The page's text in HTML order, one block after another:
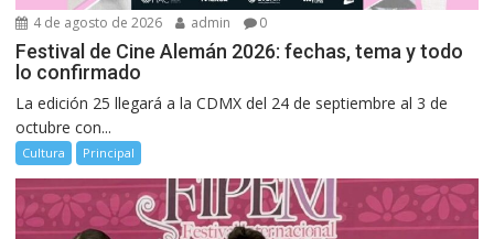
4 de agosto de 2026 admin 0
Festival de Cine Alemán 2026: fechas, tema y todo
lo confirmado
La edición 25 llegará a la CDMX del 24 de septiembre al 3 de
octubre con...
Cultura Principal